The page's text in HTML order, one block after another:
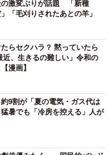
の激変ぶりが話題 「新種
「毛刈りされたあとの羊」
らセクハラ？ 黙っていたら
近、生きるの難しい」令和の
漫画】
9割が「夏の電気・ガス代は
暑でも「冷房を控える」人が